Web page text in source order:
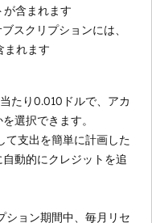
含まれます
スクリプションには、
れます
たり0.010ドルで、アカ
選択できます。
支出を簡単に計画した
動的にクレジットを追
ョン期間中、毎月リセ